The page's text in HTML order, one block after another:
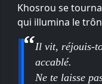
Khosrou se
qui illumina le
Il vit, réjouis-
accablé.
Ne te laisse